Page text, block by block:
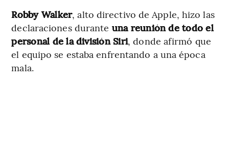
Robby Walker, alto directivo de Apple, hizo las
declaraciones durante una reunión de todo el
personal de la división Siri, donde afirmó que
el equipo se estaba enfrentando a una época
mala.